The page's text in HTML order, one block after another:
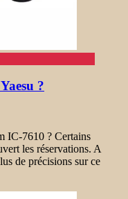
?
IC-7610 ? Certains
les réservations. A
de précisions sur ce